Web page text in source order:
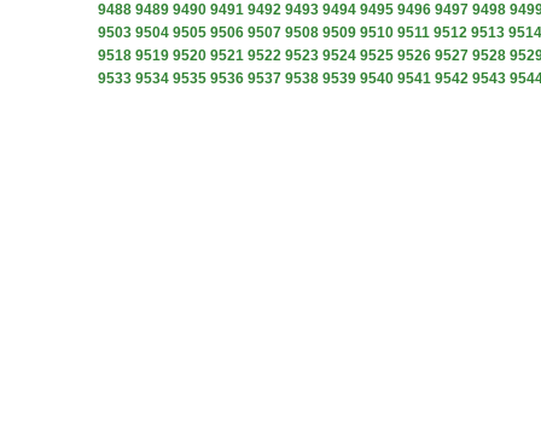
9488 9489 9490 9491 9492 9493 9494 9495 9496 9497 9498
9503 9504 9505 9506 9507 9508 9509 9510 9511 9512 9513 9514
9518 9519 9520 9521 9522 9523 9524 9525 9526 9527 9528
9533 9534 9535 9536 9537 9538 9539 9540 9541 9542 9543